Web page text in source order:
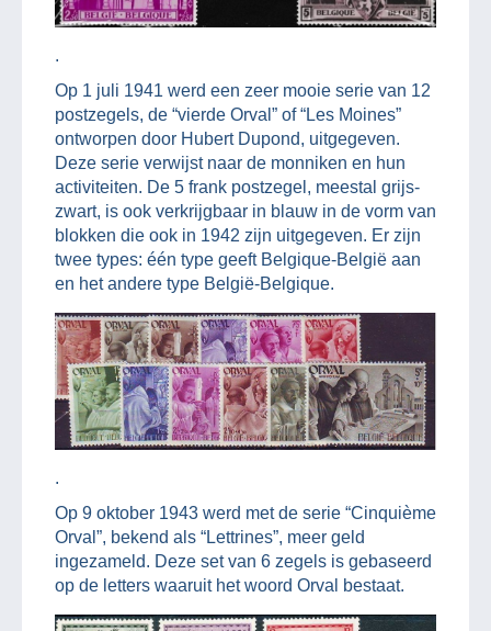
.
Op 1 juli 1941 werd een zeer mooie serie van 12
postzegels, de “vierde Orval” of “Les Moines”
ontworpen door Hubert Dupond, uitgegeven.
Deze serie verwijst naar de monniken en hun
activiteiten. De 5 frank postzegel, meestal grijs-
zwart, is ook verkrijgbaar in blauw in de vorm van
blokken die ook in 1942 zijn uitgegeven. Er zijn
twee types: één type geeft Belgique-België aan
en het andere type België-Belgique.
.
Op 9 oktober 1943 werd met de serie “Cinquième
Orval”, bekend als “Lettrines”, meer geld
ingezameld. Deze set van 6 zegels is gebaseerd
op de letters waaruit het woord Orval bestaat.